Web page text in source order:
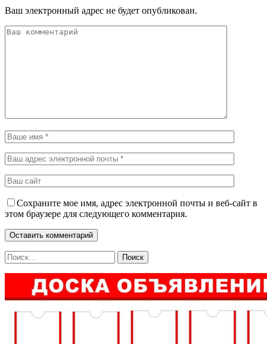
Ваш электронный адрес не будет опубликован.
Сохраните мое имя, адрес электронной почты и веб-сайт в
этом браузере для следующего комментария.